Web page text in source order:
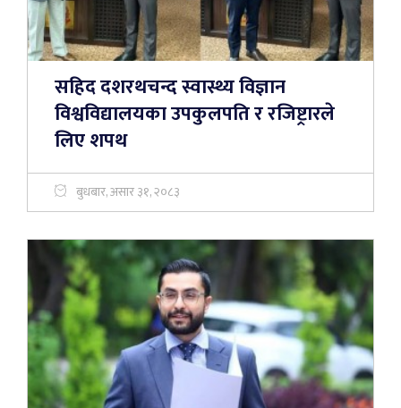
सहिद दशरथचन्द स्वास्थ्य विज्ञान
विश्वविद्यालयका उपकुलपति र रजिष्ट्रारले
लिए शपथ
बुधबार, असार ३१, २०८३